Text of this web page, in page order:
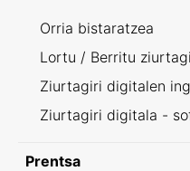
Orria bistaratzea
Lortu / Berritu
Ziurtagiri digitalen
Ziurtagiri digitala -
Prentsa